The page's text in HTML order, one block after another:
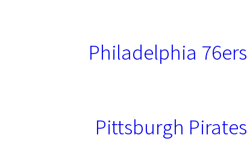
Philadelphia 76ers
Pittsburgh Pirates